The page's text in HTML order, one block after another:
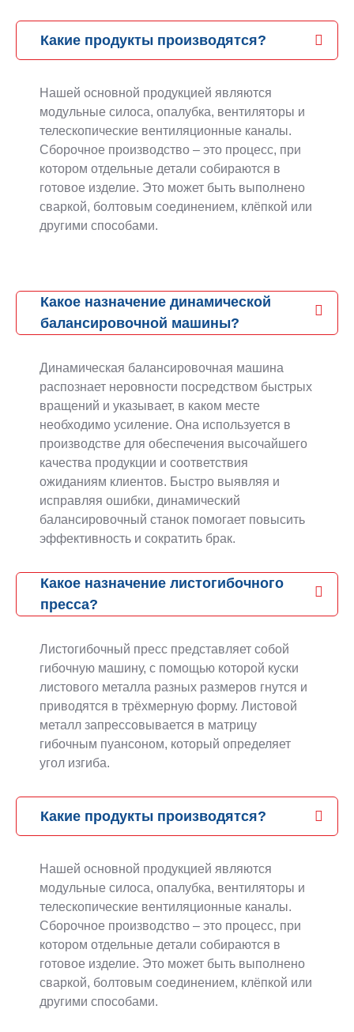
Какие продукты производятся?
Нашей основной продукцией являются
модульные силоса, опалубка, вентиляторы и
телескопические вентиляционные каналы.
Сборочное производство – это процесс, при
котором отдельные детали собираются в
готовое изделие. Это может быть выполнено
сваркой, болтовым соединением, клёпкой или
другими способами.
Какое назначение динамической
балансировочной машины?
Динамическая балансировочная машина
распознает неровности посредством быстрых
вращений и указывает, в каком месте
необходимо усиление. Она используется в
производстве для обеспечения высочайшего
качества продукции и соответствия
ожиданиям клиентов. Быстро выявляя и
исправляя ошибки, динамический
балансировочный станок помогает повысить
эффективность и сократить брак.
Какое назначение листогибочного
пресса?
Листогибочный пресс представляет собой
гибочную машину, с помощью которой куски
листового металла разных размеров гнутся и
приводятся в трёхмерную форму. Листовой
металл запрессовывается в матрицу
гибочным пуансоном, который определяет
угол изгиба.
Какие продукты производятся?
Нашей основной продукцией являются
модульные силоса, опалубка, вентиляторы и
телескопические вентиляционные каналы.
Сборочное производство – это процесс, при
котором отдельные детали собираются в
готовое изделие. Это может быть выполнено
сваркой, болтовым соединением, клёпкой или
другими способами.